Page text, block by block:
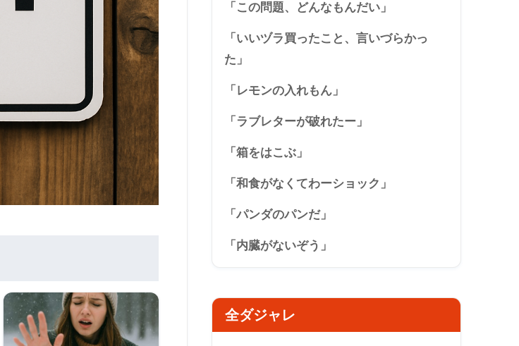
「この問題、どんなもんだい」
「いいヅラ買ったこと、言いづらかっ
た」
「レモンの入れもん」
「ラブレターが破れたー」
「箱をはこぶ」
「和食がなくてわーショック」
「パンダのパンだ」
「内臓がないぞう」
全ダジャレ